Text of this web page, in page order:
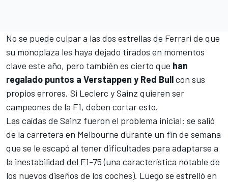
No se puede culpar a las dos estrellas de Ferrari de que
su monoplaza les haya dejado tirados en momentos
clave este año, pero también es cierto que han
regalado puntos a Verstappen y Red Bullcon sus
propios errores. Si Leclerc y Sainz quieren ser
campeones de la F1, deben cortar esto.
Las caídas de Sainz fueron el problema inicial: se salió
de la carretera en Melbourne durante un fin de semana
que se le escapó al tener dificultades para adaptarse a
la inestabilidad del F1-75 (una característica notable de
los nuevos diseños de los coches). Luego se estrelló en